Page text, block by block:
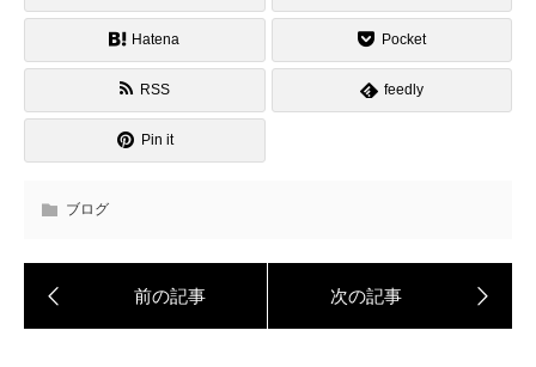
Hatena Pocket
RSS feedly
Pin it
ブログ